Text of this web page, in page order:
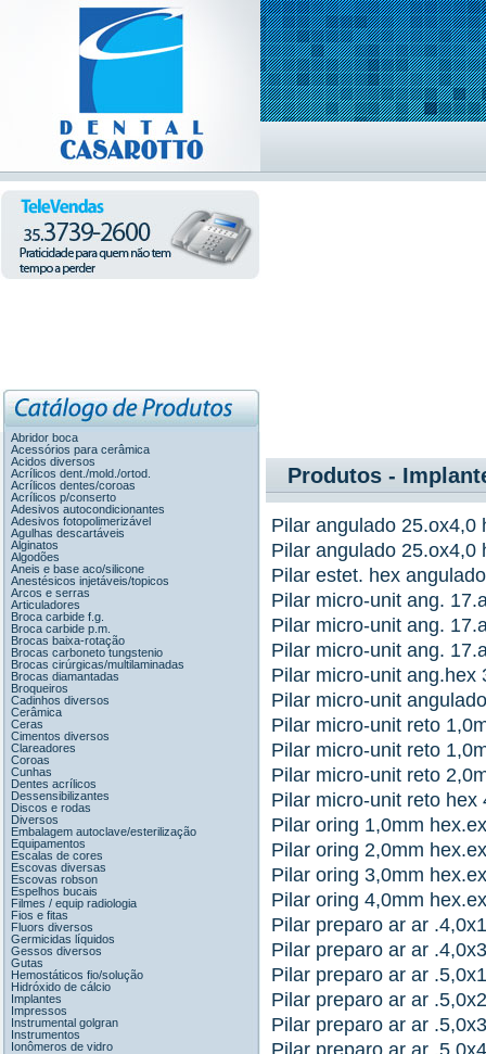
Abridor boca
Acessórios para cerâmica
Acidos diversos
Acrílicos dent./mold./ortod.
Acrílicos dentes/coroas
Acrílicos p/conserto
Adesivos autocondicionantes
Adesivos fotopolimerizável
Agulhas descartáveis
Alginatos
Algodões
Aneis e base aco/silicone
Anestésicos injetáveis/topicos
Arcos e serras
Articuladores
Broca carbide f.g.
Broca carbide p.m.
Brocas baixa-rotação
Brocas carboneto tungstenio
Brocas cirúrgicas/multilaminadas
Brocas diamantadas
Broqueiros
Cadinhos diversos
Cerâmica
Ceras
Cimentos diversos
Clareadores
Coroas
Cunhas
Dentes acrílicos
Dessensibilizantes
Discos e rodas
Diversos
Embalagem autoclave/esterilização
Equipamentos
Escalas de cores
Escovas diversas
Escovas robson
Espelhos bucais
Filmes / equip radiologia
Fios e fitas
Fluors diversos
Germicidas líquidos
Gessos diversos
Gutas
Hemostáticos fio/solução
Hidróxido de cálcio
Implantes
Impressos
Instrumental golgran
Instrumentos
Ionômeros de vidro
Produtos -
Pilar angulado 25.ox4,0
Pilar angulado 25.ox4,0
Pilar estet. hex
Pilar micro-unit ang.
Pilar micro-unit ang.
Pilar micro-unit ang.
Pilar micro-unit ang.hex
Pilar micro-unit
Pilar micro-unit reto
Pilar micro-unit reto
Pilar micro-unit reto
Pilar micro-unit reto
Pilar oring 1,0mm
Pilar oring 2,0mm
Pilar oring 3,0mm
Pilar oring 4,0mm
Pilar preparo ar ar
Pilar preparo ar ar
Pilar preparo ar ar
Pilar preparo ar ar
Pilar preparo ar ar
Pilar preparo ar ar